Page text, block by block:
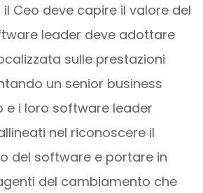
Ceo deve capire il valore del
leader deve adottare
sulle prestazioni
un senior business
e i loro software leader
nel riconoscere il
del software e portare in
del cambiamento che